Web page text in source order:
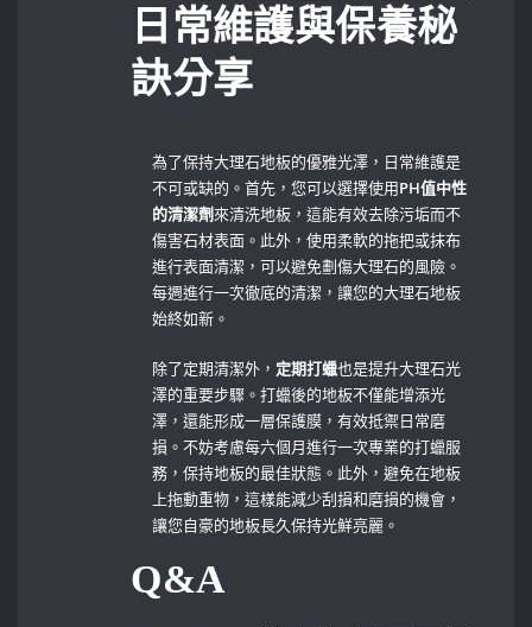
日常維護與保養秘
訣分享
為了保持大理石地板的優雅光澤，日常維護是
不可或缺的。首先，您可以選擇使用PH值中性
的清潔劑來清洗地板，這能有效去除污垢而不
傷害石材表面。此外，使用柔軟的拖把或抹布
進行表面清潔，可以避免劃傷大理石的風險。
每週進行一次徹底的清潔，讓您的大理石地板
始終如新。
除了定期清潔外， 定期打蠟也是提升大理石光
澤的重要步驟。打蠟後的地板不僅能增添光
澤，還能形成一層保護膜，有效抵禦日常磨
損。不妨考慮每六個月進行一次專業的打蠟服
務，保持地板的最佳狀態。此外，避免在地板
上拖動重物，這樣能減少刮損和磨損的機會，
讓您自豪的地板長久保持光鮮亮麗。
Q&A